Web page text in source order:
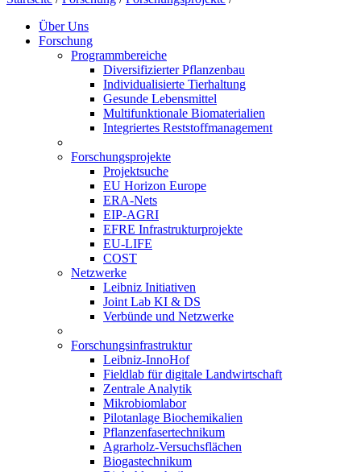
Über Uns
Forschung
Programmbereiche
Diversifizierter Pflanzenbau
Individualisierte Tierhaltung
Gesunde Lebensmittel
Multifunktionale Biomaterialien
Integriertes Reststoffmanagement
Forschungsprojekte
Projektsuche
EU Horizon Europe
ERA-Nets
EIP-AGRI
EFRE Infrastrukturprojekte
EU-LIFE
COST
Netzwerke
Leibniz Initiativen
Joint Lab KI & DS
Verbünde und Netzwerke
Forschungsinfrastruktur
Leibniz-InnoHof
Fieldlab für digitale Landwirtschaft
Zentrale Analytik
Mikrobiomlabor
Pilotanlage Biochemikalien
Pflanzenfasertechnikum
Agrarholz-Versuchsflächen
Biogastechnikum